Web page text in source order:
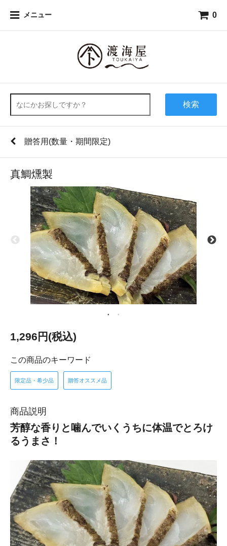
メニュー 0
検索
贈答用(数量・期間限定)
真鯛燻製
1,296円(税込)
この商品のキーワード
限定品・希少品 贈答オススメ品
商品説明
芳醇な香りと噛んでいくうちに体温でとろけ
るうまさ！